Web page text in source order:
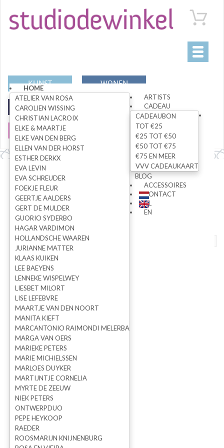
Toggle
HOME
ARTISTS
ATELIER VAN ROSA
CAROLIEN WISSING
CHRISTIAN LACROIX
ELKE & MAARTJE
ELKE VAN DEN BERG
ELLEN VAN DER HORST
ESTHER DERKX
EVA LEVIN
EVA SCHREUDER
FOEKJE FLEUR
GEERTJE AALDERS
GERT DE MULDER
GUORIO SYDERBO
HAGAR VARDIMON
HOLLANDSCHE WAAREN
JURIANNE MATTER
KLAAS KUIKEN
LEE BAEYENS
LENNEKE WISPELWEY
LIESBET MILORT
LISE LEFEBVRE
MAARTJE VAN DEN NOORT
MANITA KIEFT
MARCANTONIO RAIMONDI MELERBA
MARGA VAN OERS
MARIEKE PETERS
MARIE MICHIELSSEN
MARLOES DUYKER
MARTIJNTJE CORNELIA
MYRTE DE ZEEUW
NIEK PETERS
ONTWERPDUO
PEPE HEYKOOP
RAEDER
ROOSMARIJN KNIJNENBURG
CADEAU
CADEAUBON
TOT €25
€25 TOT €50
€50 TOT €75
€75 EN MEER
VVV CADEAUKAART
BLOG
ACCESSOIRES
CONTACT
NL
EN
KUNST WONEN
MODE
SALE
ZOEK
terug naar overzicht
Print Reading on the moon*
Hagar Vardimon
Prijs